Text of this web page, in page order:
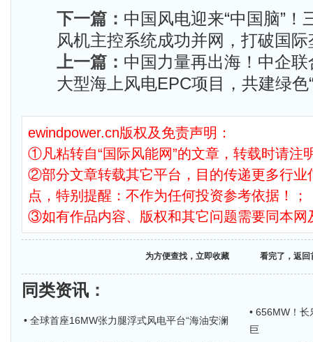
下一篇： 中国风电迎来“中国脑”！
风机主控系统成功并网，打破国际
上一篇： 中国力量再出海！中企
大型海上风电EPC项目，共建绿色
ewindpower.cn版权及免责声明：
①凡粘转自“国际风能网”的文章，转载时请注
②部分文章转载其它平台，目的传递更多行业
点，特别提醒：不作为任何投资参考依据！；
③如有作品内容、版权和其它问题需要同本网
为方便查找，立即收藏 看完了，返回
同类资讯 ：
• 全球首座16MW张力腿浮式风电平台“海油安澜
• 656MW！
巨